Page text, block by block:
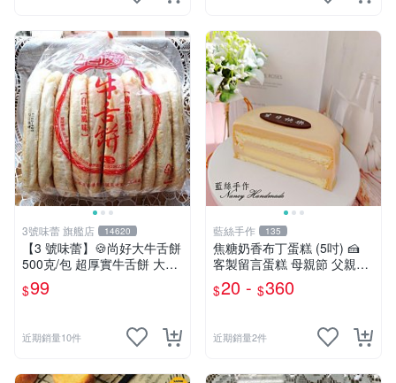
3號味蕾 旗艦店 14620
【3 號味蕾】🍪尚好大牛舌餅
500克/包 超厚實牛舌餅 大牛
舌 外皮酥脆 解飢餓 課後點心
🍪🔸保存期限較短‼️
$99
近期銷量10件
藍絲手作 135
焦糖奶香布丁蛋糕 (5吋) 🍰
客製留言蛋糕 母親節 父親節
高雄生日蛋糕 - 藍絲手作
$20 - $360
近期銷量2件